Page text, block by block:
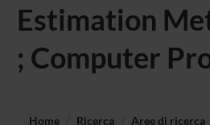
Estimation
; Computer
Home Ricerca
Aree di ricerca